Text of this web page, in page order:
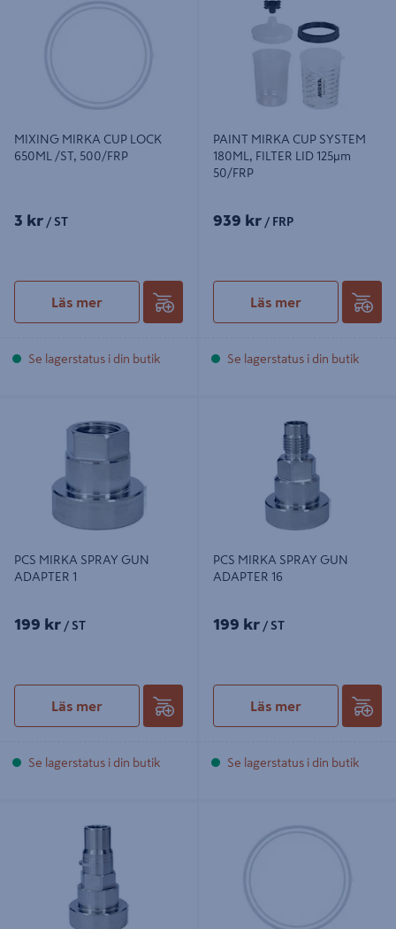
MIXING MIRKA CUP LOCK
650ML /ST, 500/FRP
3 kr / ST
Läs mer
Se lagerstatus i din butik
FILTER LID 125µm 50/FRP
PAINT MIRKA CUP SYSTEM
180ML, FILTER LID 125µm
50/FRP
939 kr / FRP
Läs mer
Se lagerstatus i din butik
PCS MIRKA SPRAY GUN
ADAPTER 1
199 kr / ST
Läs mer
Se lagerstatus i din butik
PCS MIRKA SPRAY GUN
ADAPTER 16
199 kr / ST
Läs mer
Se lagerstatus i din butik